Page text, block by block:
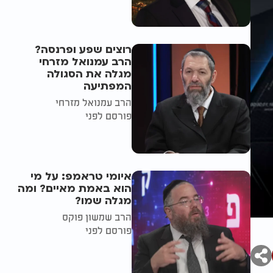
רוצים שפע ופרנסה?
הרב עמנואל מזרחי
מגלה את הסגולה
המפתיעה
הרב עמנואל מזרחי
פורסם לפני
איומי טראמפ: על מי
הוא באמת מאיים? ומה
מגלה שמו?
הרב שמשון פוקס
פורסם לפני